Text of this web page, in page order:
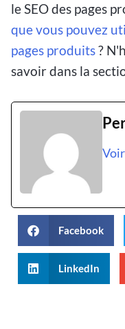
le SEO des pages
que vous pouvez
pages produits?
savoir dans la
Facebook
LinkedIn